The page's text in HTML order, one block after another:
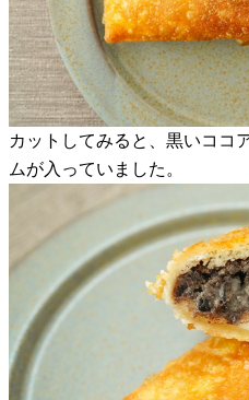
カットしてみると、黒いココ
ムが入っていました。